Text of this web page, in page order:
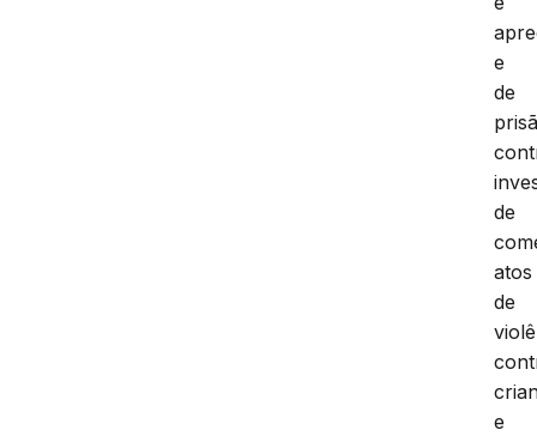
e
de
de
atos
de
e